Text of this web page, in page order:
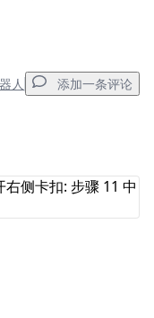
人 添加一条评论